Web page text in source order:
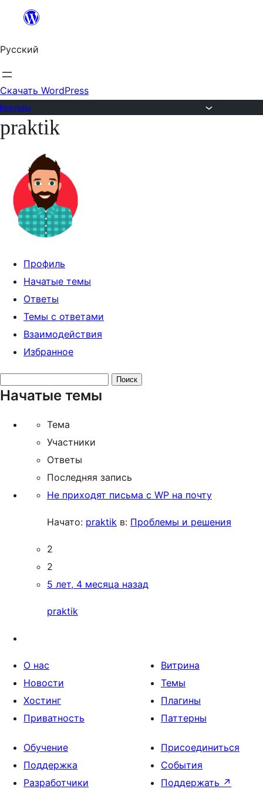
Перейти
содержимому
Русский
Скачать WordPress
Перейти
к
содержимому
praktik
Профиль
Начатые темы
Ответы
Темы с ответами
Взаимодействия
Избранное
тем:
Начатые темы
Тема
Участники
Ответы
Последняя запись
Не приходят письма с WP на почту
Начато: praktik в: Проблемы и решения
2
2
5 лет, 4 месяца назад
praktik
О нас
Новости
Хостинг
Приватность
Витрина
Темы
Плагины
Паттерны
Обучение
Поддержка
Разработчики
Присоединиться
События
Поддержать ↗